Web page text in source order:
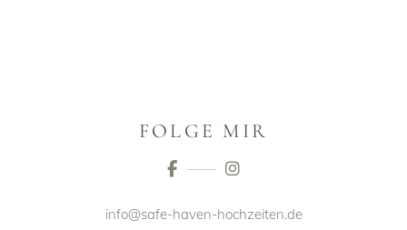
FOLGE MIR
info@safe-haven-hochzeiten.de